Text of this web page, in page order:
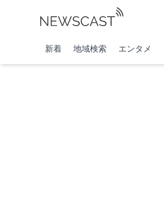
新着 地域検索 エンタメ